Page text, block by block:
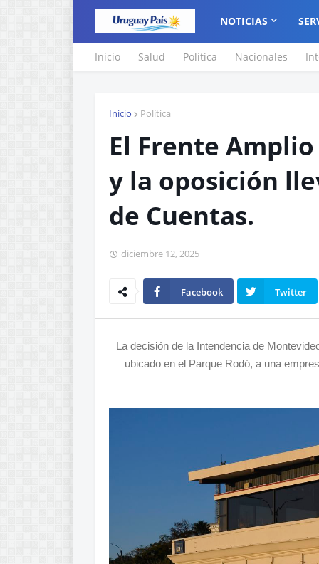
NOTICIAS
Inicio Salud Política Nacionales
Inicio Política
El Frente
y la oposición
de Cuentas.
diciembre 12, 2025
Facebook Twitter
La decisión de la Intendencia de
ubicado en el Parque Rodó, a una